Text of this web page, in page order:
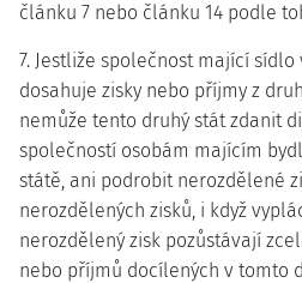
článku 7 nebo článku 14 podle
7. Jestliže společnost mající
dosahuje zisky nebo příjmy z
nemůže tento druhý stát zdanit
společností osobám majícím
státě, ani podrobit nerozdělené
nerozdělených zisků, i když
nerozdělený zisk pozůstávají
nebo příjmů docílených v tomto